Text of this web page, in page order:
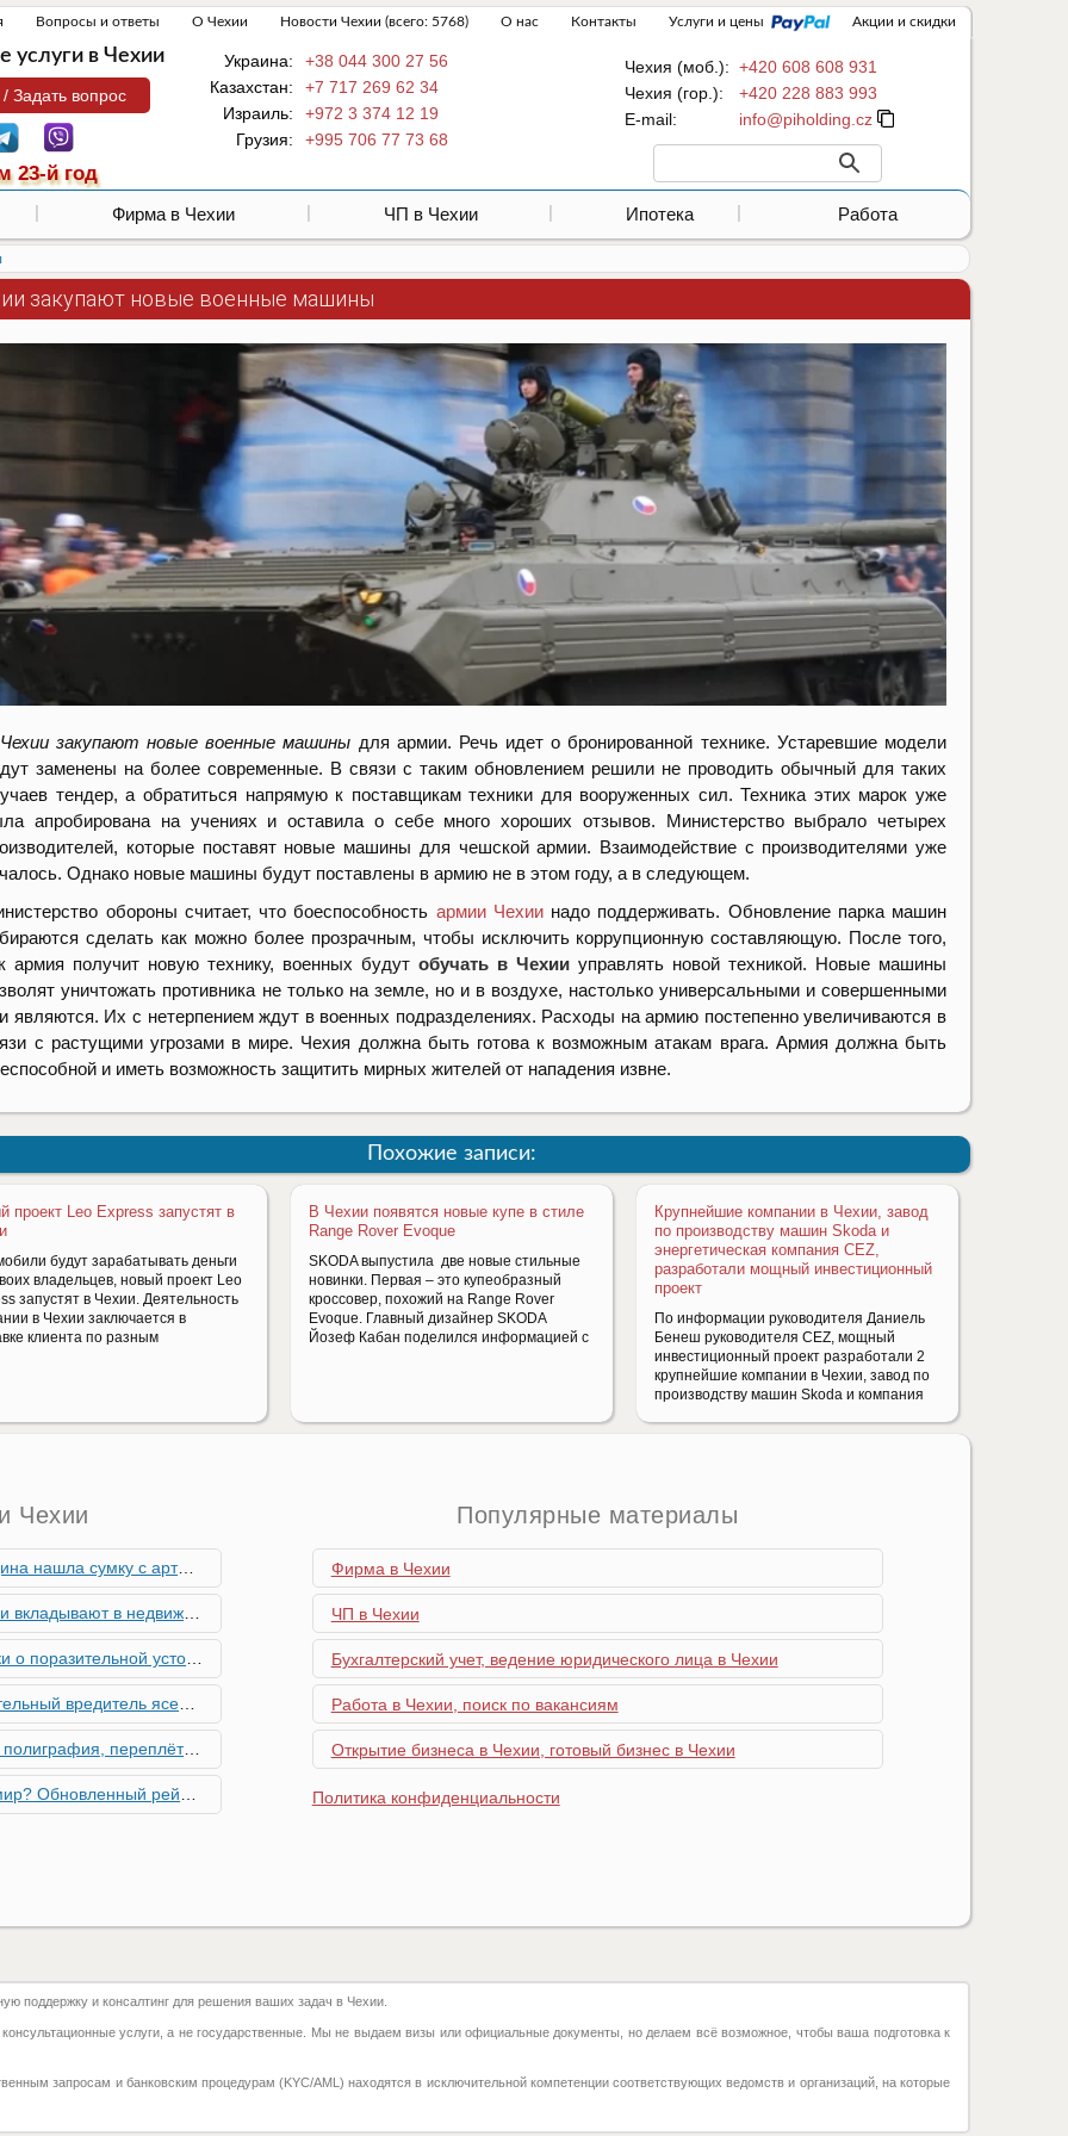
Вопросы и ответы О Чехии Новости Чехии (всего: 5768) О нас Контакты Услуги и цены Акции и скидки
Задать вопрос
23-й год
услуги в Чехии Чехия (моб.): +420 608 608 931
Чехия (гор.):
+420 228 883 993
Е-mail:
Украина:
+38 044 300 27 56
Казахстан:
+7 717 269 62 34
Израиль:
+972 3 374 12 19
Грузия:
+995 706 77 73 68
Фирма в Чехии ЧП в Чехии Ипотека Работа
закупают новые военные машины
закупают новые военные машины для армии. Речь идет о бронированной технике. Устаревшие модели
заменены на более современные. В связи с таким обновлением решили не проводить обычный для таких
тендер, а обратиться напрямую к поставщикам техники для вооруженных сил. Техника этих марок уже
апробирована на учениях и оставила о себе много хороших отзывов. Министерство выбрало четырех
которые поставят новые машины для чешской армии. Взаимодействие с производителями уже
Однако новые машины будут поставлены в армию не в этом году, а в следующем.
обороны считает, что боеспособность армии Чехиинадо поддерживать. Обновление парка машин
сделать как можно более прозрачным, чтобы исключить коррупционную составляющую. После того,
армия получит новую технику, военных будутобучать в Чехии управлять новой техникой. Новые машины
уничтожать противника не только на земле, но и в воздухе, настолько универсальными и совершенными
являются. Их с нетерпением ждут в военных подразделениях. Расходы на армию постепенно увеличиваются в
с растущими угрозами в мире. Чехия должна быть готова к возможным атакам врага. Армия должна быть
и иметь возможность защитить мирных жителей от нападения извне.
Похожие записи:
проект Leo Express запустят в
будут зарабатывать деньги
владельцев, новый проект Leo
запустят в Чехии. Деятельность
в Чехии заключается в
клиента по разным
В Чехии появятся новые купе в стиле
Range Rover Evoque
SKODA выпустила две новые стильные
новинки. Первая – это купеобразный
кроссовер, похожий на Range Rover
Evoque. Главный дизайнер SKODA
Йозеф Кабан поделился информацией с
Крупнейшие компании в Чехии, завод
по производству машин Skoda и
энергетическая компания CEZ,
разработали мощный инвестиционный
проект
По информации руководителя Даниель
Бенеш руководителя CEZ, мощный
инвестиционный проект разработали 2
крупнейшие компании в Чехии, завод по
производству машин Skoda и компания
Чехии
снарядами, остановив движение поездов
и почему меняются их предпочтения?
устойчивости экономики Чехии
к Чехии, необходима бдительность граждан
работы в Чехии - простая лицензия №14
глобальной мобильности 2026 года
Семей с Детьми через Пособия по Уходу
фуникулере
Популярные материалы
Фирма в Чехии
ЧП в Чехии
Бухгалтерский учет, ведение юридического лица в Чехии
Работа в Чехии, поиск по вакансиям
Открытие бизнеса в Чехии, готовый бизнес в Чехии
Политика конфиденциальности
поддержку и консалтинг для решения ваших задач в Чехии.
услуги, а не государственные. Мы не выдаем визы или официальные документы, но делаем всё возможное, чтобы ваша подготовка к
запросам и банковским процедурам (KYC/AML) находятся в исключительной компетенции соответствующих ведомств и организаций, на которые